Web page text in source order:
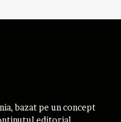
bazat pe un concept